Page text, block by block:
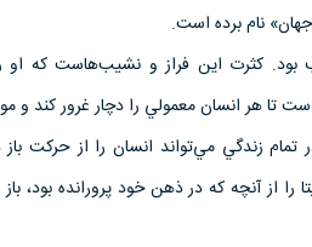
نام برده است.
بود. كثرت اين فراز و نشيب‌هاست كه او
است تا هر انسان معمولي را دچار غرور كند
زندگي مي‌تواند انسان را از حركت
از آنچه كه در ذهن خود پرورانده بود،